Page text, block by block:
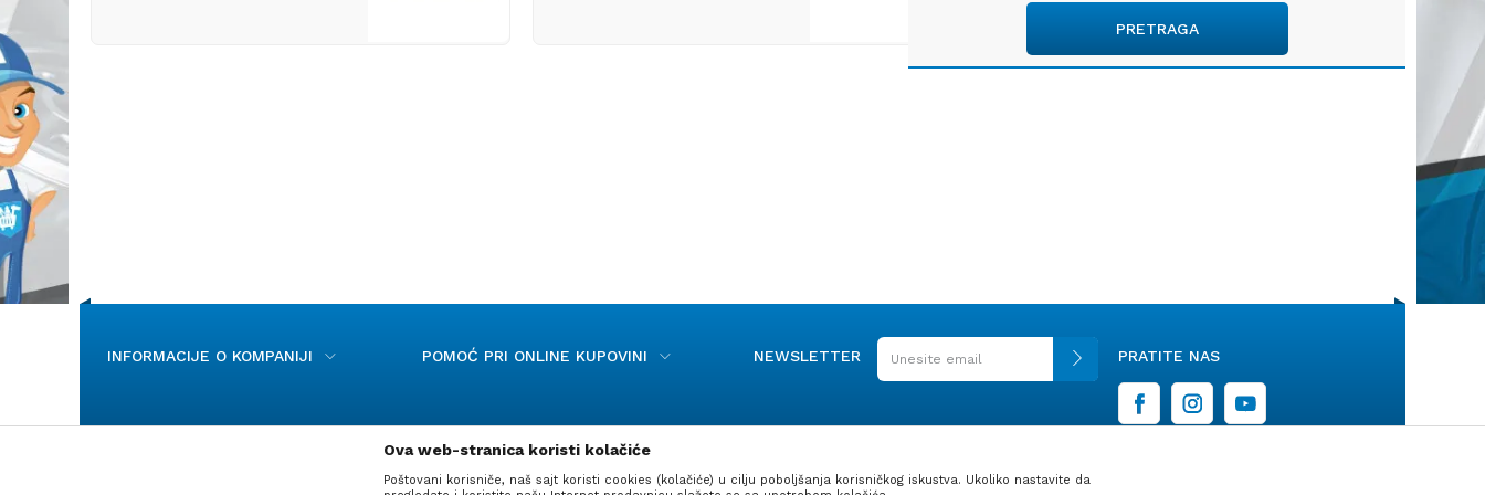
PRETRAGA
INFORMACIJE O KOMPANIJI POMOĆ PRI ONLINE KUPOVINI NEWSLETTER PRATITE NAS
Ova web-stranica koristi kolačiće
Poštovani korisniče, naš sajt koristi cookies (kolačiće) u cilju poboljšanja korisničkog iskustva. Ukoliko nastavite da